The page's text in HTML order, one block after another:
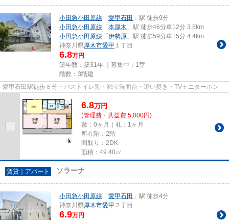
小田急小田原線 「愛甲石田 」駅 徒歩9分
小田急小田原線 「本厚木 」駅 徒歩46分車12分 3.5km
小田急小田原線 「伊勢原 」駅 徒歩59分車15分 4.4km
神奈川県厚木市愛甲 １丁目
6.8万円
築年数：築31年 ｜募集中： 1室
階数：3階建
愛甲石田駅徒歩８分・バストイレ別・独立洗面台・追い焚き・TVモニターホン
6.8万円
(管理費・共益費 5,000円)
敷：0ヶ月｜礼：1ヶ月
所在階：2階
間取り：2DK
面積：49.40㎡
賃貸｜アパート ソラーナ
小田急小田原線 「愛甲石田 」駅 徒歩4分
神奈川県厚木市愛甲 ２丁目
6.9万円